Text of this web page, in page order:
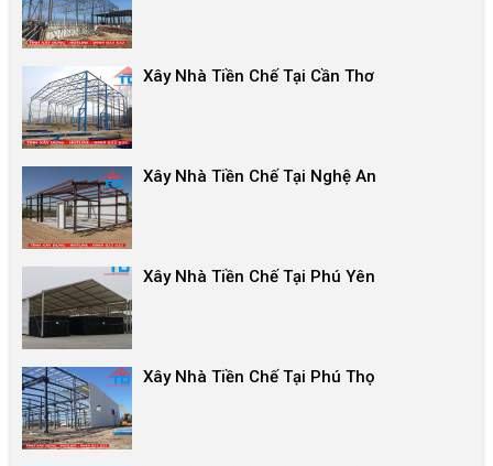
Xây Nhà Tiền Chế Tại Cần Thơ
Xây Nhà Tiền Chế Tại Nghệ An
Xây Nhà Tiền Chế Tại Phú Yên
Xây Nhà Tiền Chế Tại Phú Thọ